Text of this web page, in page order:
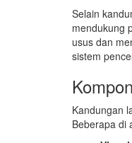
Selain
mendukung
usus dan
sistem
Kandungan
Beberapa di